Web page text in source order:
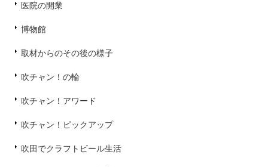
医院の開業
博物館
取材からのその後の様子
吹チャン！の輪
吹チャン！アワード
吹チャン！ピックアップ
吹田でクラフトビール生活